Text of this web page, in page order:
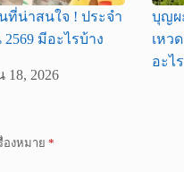
ที่น่าสนใจ ! ประจำ
มีอะไรบ้าง
18, 2026
บุญผ
เหว
อะไ
องหมาย *